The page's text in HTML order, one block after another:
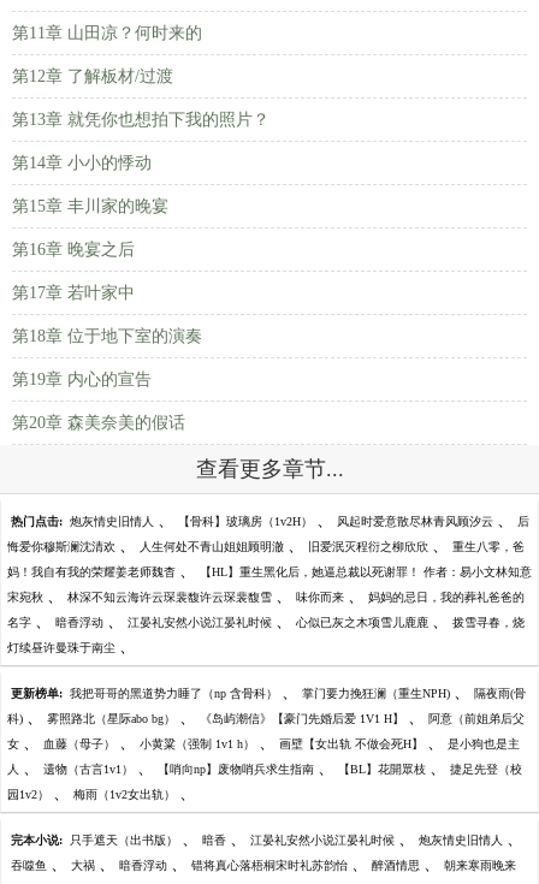
第11章 山田凉？何时来的
第12章 了解板材/过渡
第13章 就凭你也想拍下我的照片？
第14章 小小的悸动
第15章 丰川家的晚宴
第16章 晚宴之后
第17章 若叶家中
第18章 位于地下室的演奏
第19章 内心的宣告
第20章 森美奈美的假话
查看更多章节...
热门点击: 炮灰情史旧情人 、 【骨科】玻璃房（1v2H） 、 风起时爱意散尽林青风顾汐云 、 后
悔爱你穆斯澜沈清欢 、 人生何处不青山姐姐顾明澈 、 旧爱泯灭程衍之柳欣欣 、 重生八零，爸
妈！我自有我的荣耀姜老师魏杳 、 【HL】重生黑化后，她逼总裁以死谢罪！ 作者：易小文林知意
宋宛秋 、 林深不知云海许云琛裴馥许云琛裴馥雪 、 味你而来 、 妈妈的忌日，我的葬礼爸爸的
名字 、 暗香浮动 、 江晏礼安然小说江晏礼时候 、 心似已灰之木项雪儿鹿鹿 、 拨雪寻春，烧
灯续昼许曼珠于南尘 、
更新榜单: 我把哥哥的黑道势力睡了（np 含骨科） 、 掌门要力挽狂澜（重生NPH) 、 隔夜雨(骨
科) 、 雾照路北（星际abo bg） 、 《岛屿潮信》【豪门先婚后爱 1V1 H】 、 阿意（前姐弟后父
女 、 血藤（母子） 、 小黄粱（强制 1v1 h） 、 画壁【女出轨 不做会死H】 、 是小狗也是主
人 、 遗物（古言1v1） 、 【哨向np】废物哨兵求生指南 、 【BL】花開眾枝 、 捷足先登（校
园1v2） 、 梅雨（1v2女出轨） 、
完本小说: 只手遮天（出书版） 、 暗香 、 江晏礼安然小说江晏礼时候 、 炮灰情史旧情人 、
吞噬鱼 、 大祸 、 暗香浮动 、 错将真心落梧桐宋时礼苏韵怡 、 醉酒情思 、 朝来寒雨晚来